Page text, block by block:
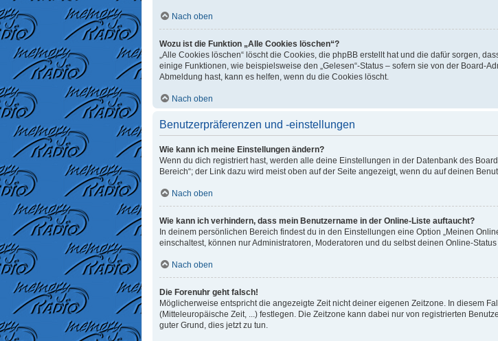
Nach oben
Wozu ist die Funktion „Alle Cookies löschen“?
„Alle Cookies löschen“ löscht die Cookies, die phpBB erstellt hat und die dafür sorgen,
einige Funktionen, wie beispielsweise den „Gelesen“-Status – sofern sie von der Board-
Abmeldung hast, kann es helfen, wenn du die Cookies löscht.
Nach oben
Benutzerpräferenzen und -einstellungen
Wie kann ich meine Einstellungen ändern?
Wenn du dich registriert hast, werden alle deine Einstellungen in der Datenbank des
Bereich“; der Link dazu wird meist oben auf der Seite angezeigt, wenn du auf deinen
Nach oben
Wie kann ich verhindern, dass mein Benutzername in der Online-Liste auftaucht?
In deinem persönlichen Bereich findest du in den Einstellungen eine Option „Meinen
einschaltest, können nur Administratoren, Moderatoren und du selbst deinen Online-
Nach oben
Die Forenuhr geht falsch!
Möglicherweise entspricht die angezeigte Zeit nicht deiner eigenen Zeitzone. In diesem
(Mitteleuropäische Zeit, ...) festlegen. Die Zeitzone kann dabei nur von registrierten
guter Grund, dies jetzt zu tun.